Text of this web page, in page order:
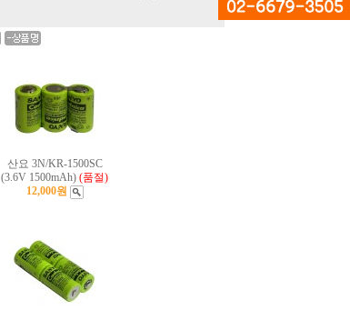
산요 3N/KR-1500SC
(3.6V 1500mAh) (품절)
12,000원